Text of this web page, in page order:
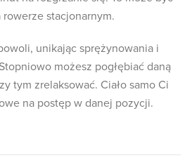
stacjonarnym.
unikając sprężynowania i
możesz pogłębiać daną
tym zrelaksować. Ciało samo Ci
na postęp w danej pozycji.